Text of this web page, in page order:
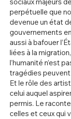
perpétuelle que
devenue un état
gouvernements
aussi à bafouer
liées à la
l’humanité n’est
tragédies peuvent
Et le rôle des
celui auquel
permis. Le
celles et ceux qui